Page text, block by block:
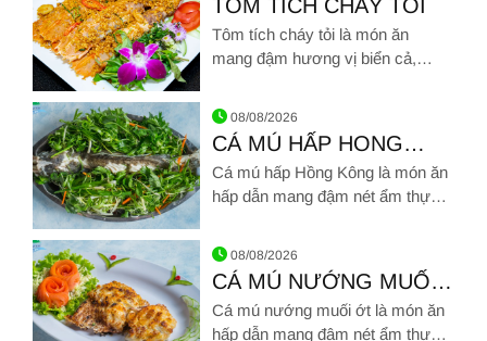
chỉ khiến món tôm rang muối cực
kỳ bắt cơm
Hình ảnh về TÔM TÍCH CHÁY TỎI
TÔM TÍCH CHÁY TỎI
Tôm tích cháy tỏi là món ăn
mang đậm hương vị biển cả,
sinh sống ở vùng nước mặn, có
thân dài nhiều đốt, thịt dai ngọt
khác biệt so
với thịt của các loại tôm khác nên
được nhiều người ưa thích
Hình ảnh về CÁ MÚ HẤP HONG KONG
08/08/2026
CÁ MÚ HẤP HONG
KONG
Cá mú hấp Hồng Kông là món ăn
hấp dẫn mang đậm nét ẩm thực
được muôn kiểu khẩu vị khác
nhau
08/08/2026
CÁ MÚ NƯỚNG MUỐI
ỚT
Cá mú nướng muối ớt là món ăn
hấp dẫn mang đậm nét ẩm thực